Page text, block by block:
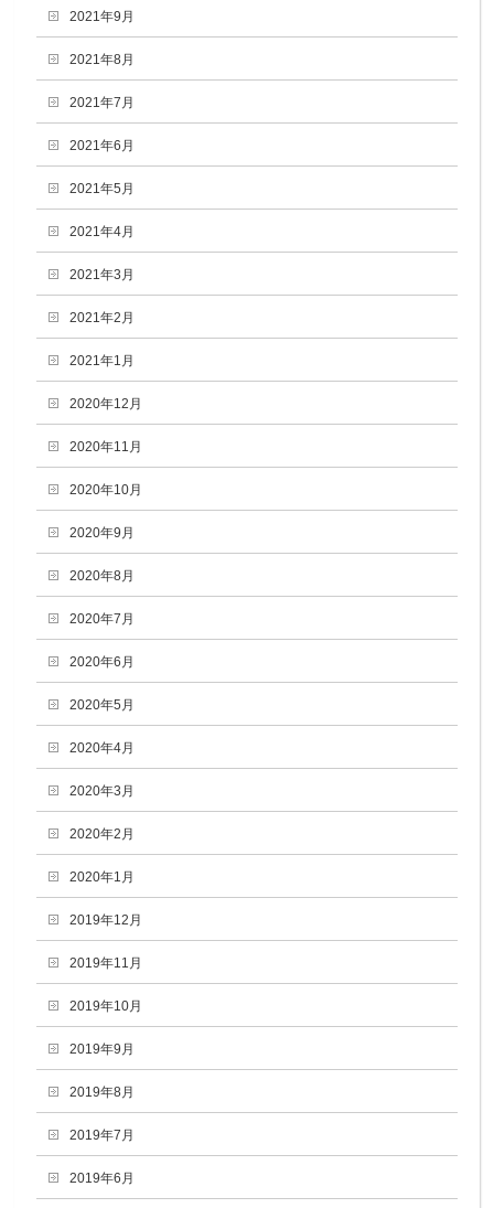
2021年9月
2021年8月
2021年7月
2021年6月
2021年5月
2021年4月
2021年3月
2021年2月
2021年1月
2020年12月
2020年11月
2020年10月
2020年9月
2020年8月
2020年7月
2020年6月
2020年5月
2020年4月
2020年3月
2020年2月
2020年1月
2019年12月
2019年11月
2019年10月
2019年9月
2019年8月
2019年7月
2019年6月